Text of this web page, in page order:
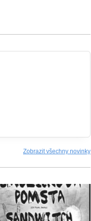
Zobrazit všechny novinky